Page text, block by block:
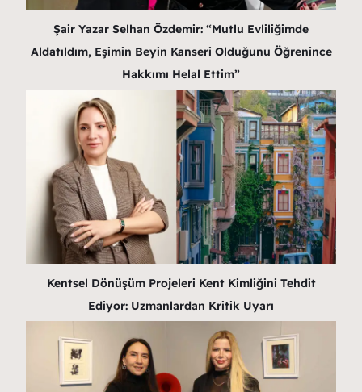
Şair Yazar Selhan Özdemir: “Mutlu Evliliğimde
Aldatıldım, Eşimin Beyin Kanseri Olduğunu Öğrenince
Hakkımı Helal Ettim”
Kentsel Dönüşüm Projeleri Kent Kimliğini Tehdit
Ediyor: Uzmanlardan Kritik Uyarı